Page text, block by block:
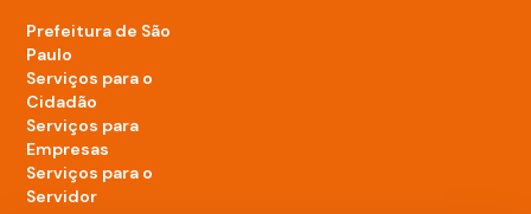
Prefeitura de São
Paulo
Serviços para o
Cidadão
Serviços para
Empresas
Serviços para o
Servidor